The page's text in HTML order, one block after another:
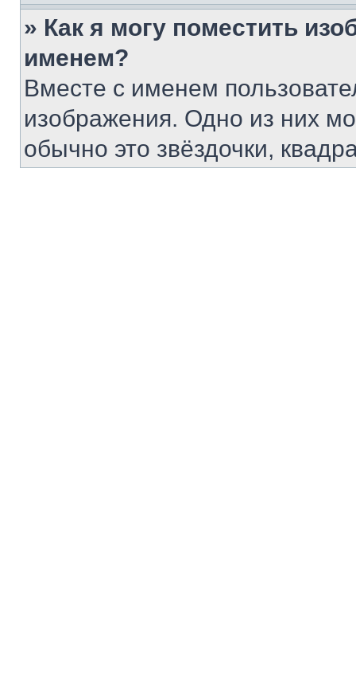
» Как я могу поместить
именем?
Вместе с именем
изображения. Одно из них
обычно это звёздочки,